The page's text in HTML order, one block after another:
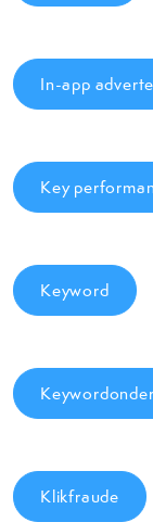
In-app
Key
Keyword
Klikfraude